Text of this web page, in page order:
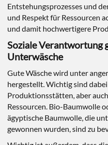
Entstehungsprozesses und
und Respekt für Ressourcen
und damit hochwertigere
Soziale Verantwortung
Unterwäsche
Gute Wäsche wird unter
hergestellt. Wichtig sind
Produktionsstätten, aber
Ressourcen. Bio-Baumwolle
ägyptische Baumwolle, die
gewonnen wurden, sind zu